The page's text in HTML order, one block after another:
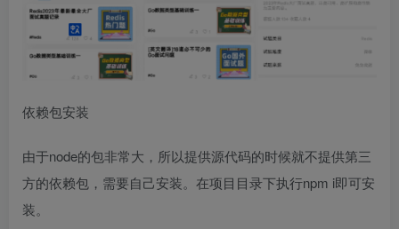
依赖包安装
由于node的包非常大，所以提供源代码的时候就不提供第三
方的依赖包，需要自己安装。在项目目录下执行npm i即可安
装。